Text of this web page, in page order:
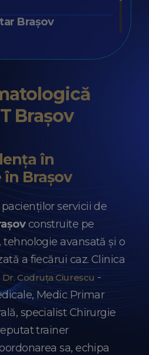
Brașov
în
Brașov
servicii de
construite pe
avansată și o
a fiecărui caz. Clinica
Dr. Codruța Ciurescu -
Medic Primar
specialist Chirurgie
trainer
sa, echipa
Brașov